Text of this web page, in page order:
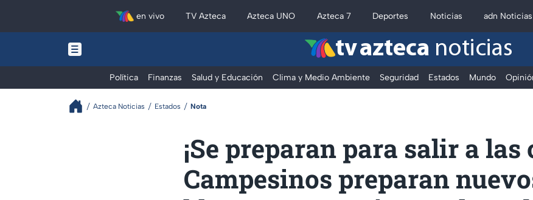
en vivo TV Azteca Azteca UNO Azteca 7 Deportes Noticias adn Noticias
tv azteca noticias
Política Finanzas Salud y Educación Clima y Medio Ambiente Seguridad Estados Mundo
Azteca Noticias Estados Nota
¡Se preparan para salir a las
Campesinos preparan